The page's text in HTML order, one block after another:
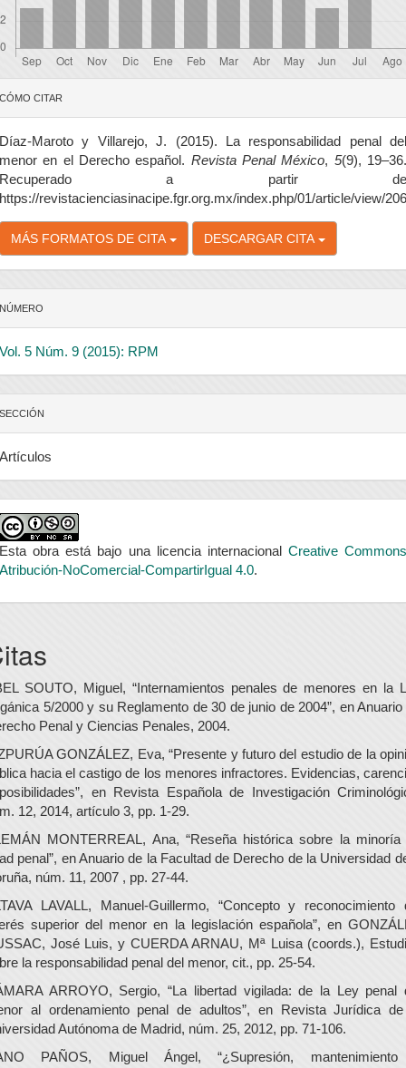
CÓMO CITAR
Díaz-Maroto y Villarejo, J. (2015). La responsabilidad penal del
menor en el Derecho español. Revista Penal México, 5(9),
Recuperado a partir de
https://revistacienciasinacipe.fgr.org.mx/index.php/01/article/view/206
MÁS FORMATOS DE CITA DESCARGAR CITA
NÚMERO
Vol. 5 Núm. 9 (2015): RPM
SECCIÓN
Artículos
Esta obra está bajo una licencia internacional Creative Commons
Atribución-NoComercial-CompartirIgual 4.0.
SOUTO, Miguel, “Internamientos penales de menores en la
5/2000 y su Reglamento de 30 de junio de 2004”, en Anuario
Penal y Ciencias Penales, 2004.
GONZÁLEZ, Eva, “Presente y futuro del estudio de la
hacia el castigo de los menores infractores. Evidencias,
en Revista Española de Investigación
12, 2014, artículo 3, pp. 1-29.
MONTERREAL, Ana, “Reseña histórica sobre la minoría
penal”, en Anuario de la Facultad de Derecho de la Universidad
núm. 11, 2007 , pp. 27-44.
LAVALL, Manuel-Guillermo, “Concepto y reconocimiento
superior del menor en la legislación española”, en
José Luis, y CUERDA ARNAU, Mª Luisa (coords.),
la responsabilidad penal del menor, cit., pp. 25-54.
ARROYO, Sergio, “La libertad vigilada: de la Ley penal
al ordenamiento penal de adultos”, en Revista Jurídica
Autónoma de Madrid, núm. 25, 2012, pp. 71-106.
PAÑOS, Miguel Ángel, “¿Supresión,